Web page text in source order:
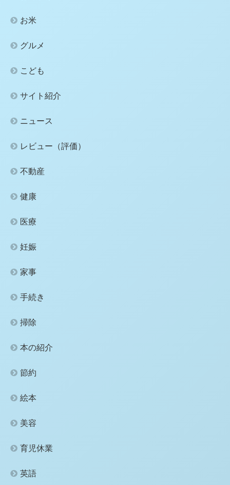
お米
グルメ
こども
サイト紹介
ニュース
レビュー（評価）
不動産
健康
医療
妊娠
家事
手続き
掃除
本の紹介
節約
絵本
美容
育児休業
英語